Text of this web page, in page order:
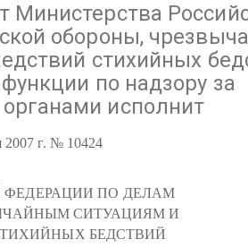
обороны,
стихийных
по надзору за
исполнит
2007 г. № 10424
ПО ДЕЛАМ
СИТУАЦИЯМ И
БЕДСТВИЙ